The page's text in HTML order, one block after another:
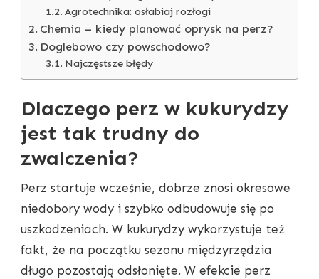
Agrotechnika: osłabiaj rozłogi
Chemia – kiedy planować oprysk na perz?
Doglebowo czy powschodowo?
Najczęstsze błędy
Dlaczego perz w kukurydzy
jest tak trudny do
zwalczenia?
Perz startuje wcześnie, dobrze znosi okresowe
niedobory wody i szybko odbudowuje się po
uszkodzeniach. W kukurydzy wykorzystuje też
fakt, że na początku sezonu międzyrzędzia
długo pozostają odsłonięte. W efekcie perz